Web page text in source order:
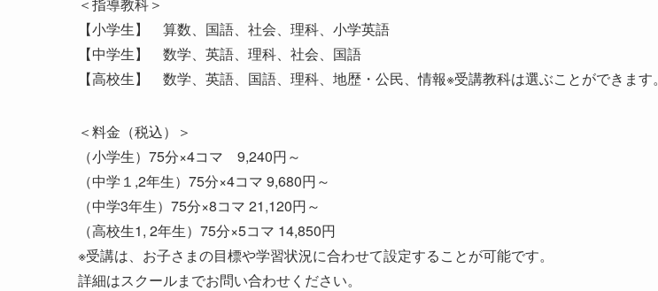
【小学生】 算数、国語、社会、理科、小学英語
【中学生】 数学、英語、理科、社会、国語
【高校生】 数学、英語、国語、理科、地歴・公民、情報※受講教科は選ぶことができます。
＜料金（税込）＞
（小学生）75分×4コマ 9,240円～
（中学１,2年生）75分×4コマ 9,680円～
（中学3年生）75分×8コマ 21,120円～
（高校生1, 2年生）75分×5コマ 14,850円
※受講は、お子さまの目標や学習状況に合わせて設定することが可能です。
詳細はスクールまでお問い合わせください。